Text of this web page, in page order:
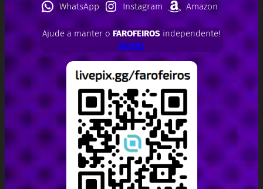
WhatsApp
Instagram Amazon
Ajude a manter o FAROFEIROSindependente!
APOIE!